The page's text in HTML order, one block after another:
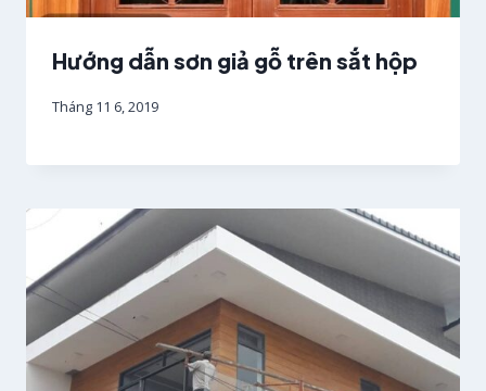
Hướng dẫn sơn giả gỗ trên sắt hộp
Tháng 11 6, 2019